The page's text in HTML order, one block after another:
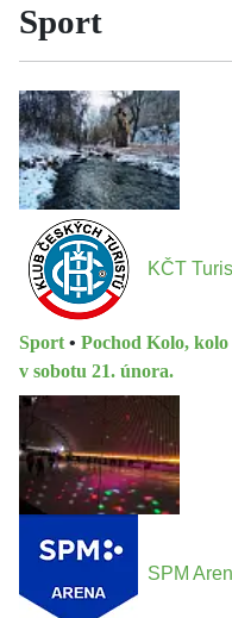
Sport
KČT
Sport • Pochod Kolo,
v sobotu 21. února.
SPM